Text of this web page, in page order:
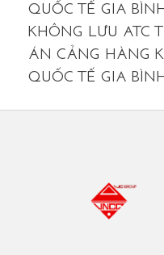
QUỐC TẾ GIA
KHÔNG LƯU ATC
ÁN CẢNG HÀNG
QUỐC TẾ GIA